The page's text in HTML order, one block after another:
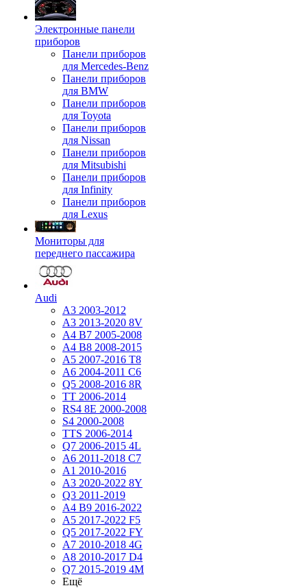
Электронные панели
приборов
Панели приборов
для Mercedes-Benz
Панели приборов
для BMW
Панели приборов
для Toyota
Панели приборов
для Nissan
Панели приборов
для Mitsubishi
Панели приборов
для Infinity
Панели приборов
для Lexus
Мониторы для
переднего пассажира
Audi
A3 2003-2012
A3 2013-2020 8V
A4 B7 2005-2008
A4 B8 2008-2015
A5 2007-2016 T8
A6 2004-2011 C6
Q5 2008-2016 8R
TT 2006-2014
RS4 8E 2000-2008
S4 2000-2008
TTS 2006-2014
Q7 2006-2015 4L
A6 2011-2018 С7
A1 2010-2016
A3 2020-2022 8Y
Q3 2011-2019
A4 B9 2016-2022
A5 2017-2022 F5
Q5 2017-2022 FY
A7 2010-2018 4G
A8 2010-2017 D4
Q7 2015-2019 4M
Ещё